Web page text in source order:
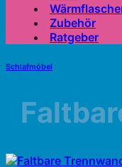
Zubehör
Ratgeber
Schlafmöbel